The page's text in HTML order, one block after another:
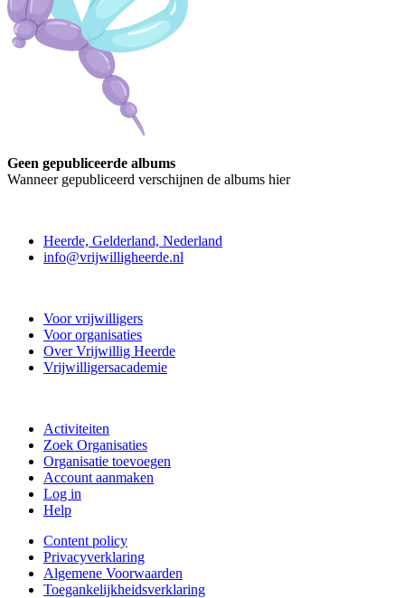
Geen gepubliceerde albums
Wanneer gepubliceerd verschijnen de albums hier
Heerde, Gelderland, Nederland
info@vrijwilligheerde.nl
Voor vrijwilligers
Voor organisaties
Over Vrijwillig Heerde
Vrijwilligersacademie
Activiteiten
Zoek Organisaties
Organisatie toevoegen
Account aanmaken
Log in
Help
Content policy
Privacyverklaring
Algemene Voorwaarden
Toegankelijkheidsverklaring